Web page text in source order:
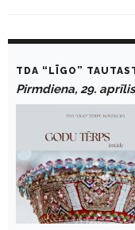
9
TDA “LĪGO”
Pirmdiena, 29.